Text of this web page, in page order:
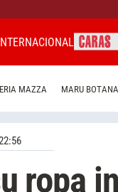
MAZZA MARU BOTANA
ropa